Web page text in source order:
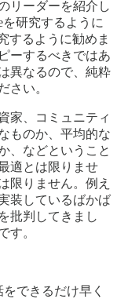
リーダーを紹介し
を研究するように
するように勧めま
ーするべきではあ
異なるので、純粋
さい。
家、コミュニティ
ものか、平均的な
、などということ
適とは限りませ
限りません。例え
装しているばかば
批判してきまし
す。
できるだけ早く